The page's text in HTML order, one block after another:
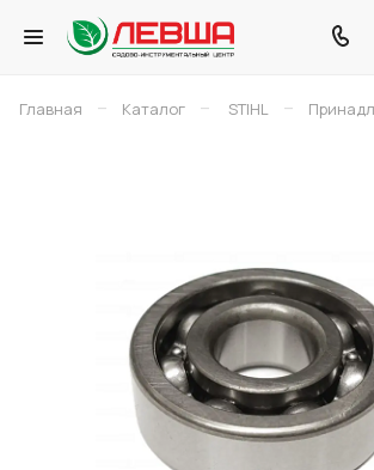
Главная – Каталог – STIHL –